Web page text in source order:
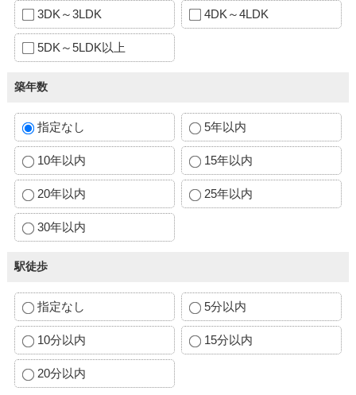
3DK～3LDK 4DK～4LDK
5DK～5LDK以上
築年数
指定なし 5年以内
10年以内 15年以内
20年以内 25年以内
30年以内
駅徒歩
指定なし 5分以内
10分以内 15分以内
20分以内